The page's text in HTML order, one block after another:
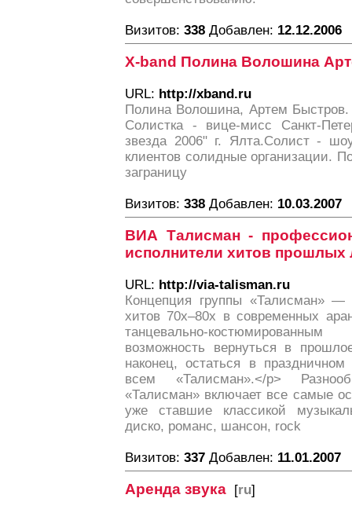
Визитов: 338 Добавлен: 12.12.2006
X-band Полина Волошина
URL: http://xband.ru
Полина Волошина, Артем
Солистка - вице-мисс Санкт-
звезда 2006" г. Ялта.Солист -
клиентов солидные организации.
заграницу
Визитов: 338 Добавлен: 10.03.2007
ВИА Талисман -
исполнители хитов прошлых
URL: http://via-talisman.ru
Концепция группы «Талисман» —
хитов 70х–80х в современных
танцевально-
возможность вернуться в
наконец, остаться в
всем «Талисман».</p>
«Талисман» включает все самые
уже ставшие классикой
диско, романс, шансон, rock
Визитов: 337 Добавлен: 11.01.2007
Аренда звука [ru]